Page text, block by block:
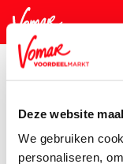
Deze website
We gebruiken
personaliseren,
KIK-kaart
Assortiment